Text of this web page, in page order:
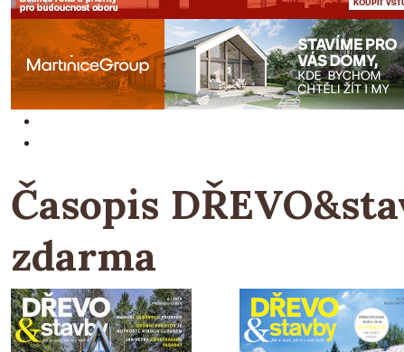
Časopis
zdarma